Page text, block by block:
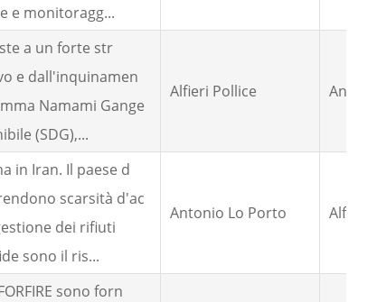
e monitoragg...
a un forte str
e dall'inquinamen
Namami Gange
(SDG),...
Alfieri Pollice
in Iran. Il paese d
scarsità d'ac
dei rifiuti
sono il ris...
Antonio Lo Porto Alfieri
sono forn